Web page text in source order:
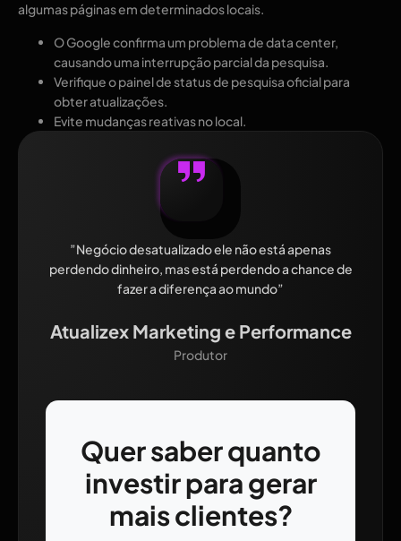
algumas páginas em determinados locais.
O Google confirma um problema de data center,
causando uma interrupção parcial da pesquisa.
Verifique o painel de status de pesquisa oficial para
obter atualizações.
Evite mudanças reativas no local.
”Negócio desatualizado ele não está apenas
perdendo dinheiro, mas está perdendo a chance de
fazer a diferença ao mundo”
Atualizex Marketing e Performance
Produtor
Quer saber quanto
investir para gerar
mais clientes?